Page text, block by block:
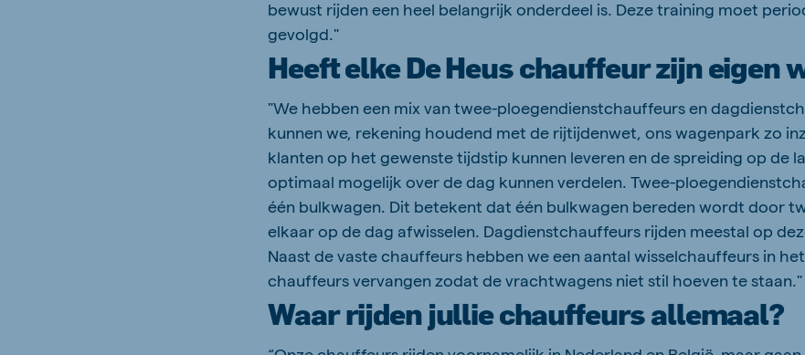
bewust rijden een heel belangrijk onderdeel is. Deze training moet
gevolgd."
Heeft elke De Heus chauffeur zijn eigen
"We hebben een mix van twee-ploegendienstchauffeurs en
kunnen we, rekening houdend met de rijtijdenwet, ons wagenpark zo
klanten op het gewenste tijdstip kunnen leveren en de spreiding op de
optimaal mogelijk over de dag kunnen verdelen. Twee-
één bulkwagen. Dit betekent dat één bulkwagen bereden wordt door
elkaar op de dag afwisselen. Dagdienstchauffeurs rijden meestal op
Naast de vaste chauffeurs hebben we een aantal wisselchauffeurs in
chauffeurs vervangen zodat de vrachtwagens niet stil hoeven te staan."
Waar rijden jullie chauffeurs allemaal?